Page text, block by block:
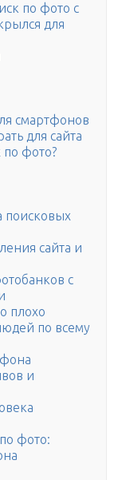
по фото с
для
смартфонов
для сайта
по фото?
поисковых
сайта и
с
плохо
по всему
и
фото: